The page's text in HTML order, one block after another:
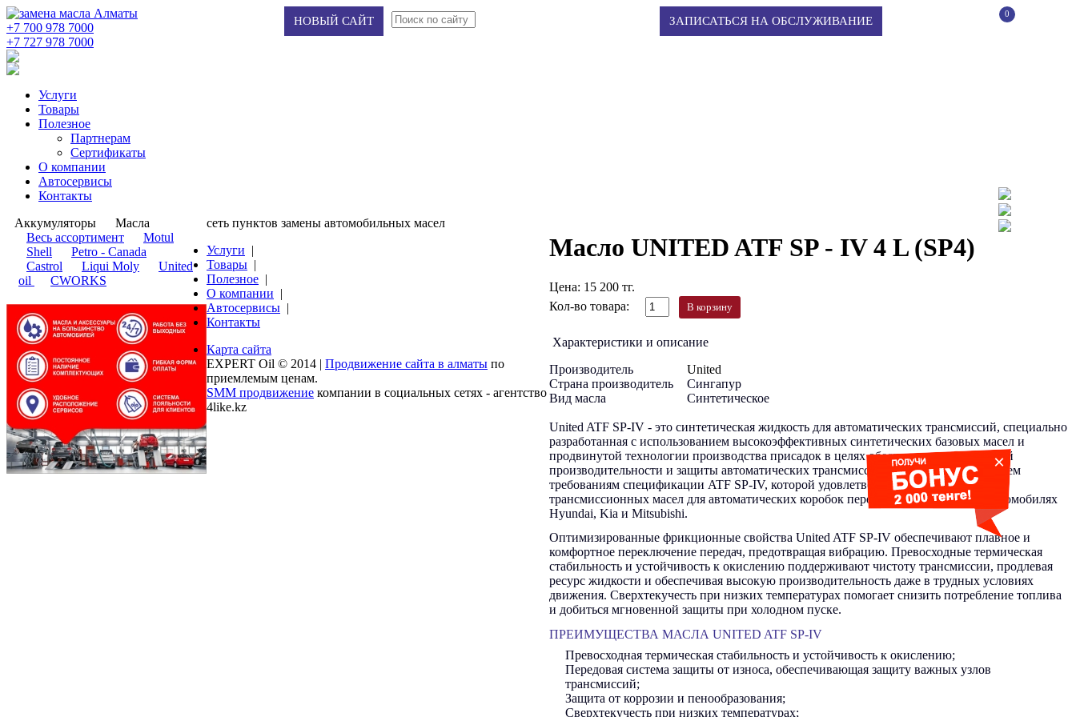
0
ЗАПИСАТЬСЯ НА ОБСЛУЖИВАНИЕ
НОВЫЙ САЙТ
+7 700 978 7000
‭+7 727 978 7000‬
Услуги
Товары
Полезное
Партнерам
Сертификаты
О компании
Автосервисы
Контакты
Аккумуляторы
Масла
​Весь ассортимент
Motul
Shell
Petro - Canada
Castrol
Liqui Moly
United
oil
CWORKS
Масло UNITED ATF SP - IV 4 L (SP4)
Цена: 15 200 тг.
Кол-во товара:
В корзину
Характеристики и описание
Производитель
United
Страна производитель
Сингапур
Вид масла
Синтетическое
United ATF SP-IV - это синтетическая жидкость для автоматических трансмиссий, специально
разработанная с использованием высокоэффективных синтетических базовых масел и
продвинутой технологии производства присадок в целях обеспечения оптимальной
производительности и защиты автоматических трансмиссий. Она соответствует всем
требованиям спецификации ATF SP-IV, которой удовлетворяют большинство
трансмиссионных масел для автоматических коробок передач, используемых в автомобилях
Hyundai, Kia и Mitsubishi.
Оптимизированные фрикционные свойства United ATF SP-IV обеспечивают плавное и
комфортное переключение передач, предотвращая вибрацию. Превосходные термическая
стабильность и устойчивость к окислению поддерживают чистоту трансмиссии, продлевая
ресурс жидкости и обеспечивая высокую производительность даже в трудных условиях
движения. Сверхтекучесть при низких температурах помогает снизить потребление топлива
и добиться мгновенной защиты при холодном пуске.
ПРЕИМУЩЕСТВА МАСЛА UNITED ATF SP-IV
Превосходная термическая стабильность и устойчивость к окислению;
Передовая система защиты от износа, обеспечивающая защиту важных узлов
трансмиссий;
Защита от коррозии и пенообразования;
Сверхтекучесть при низких температурах;
сеть пунктов замены автомобильных масел
Услуги |
Товары |
Полезное |
О компании |
Автосервисы |
Контакты
Карта сайта
EXPERT Oil © 2014 | Продвижение сайта в алматы по
приемлемым ценам.
SMM продвижение компании в социальных сетях - агентство
4like.kz
×